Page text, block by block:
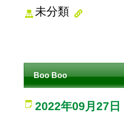
未分類
Boo Boo
2022年09月27日